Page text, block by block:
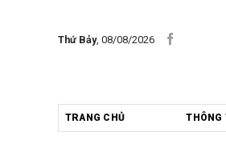
Thứ Bảy, 08/08/2026
TRANG CHỦ THÔNG